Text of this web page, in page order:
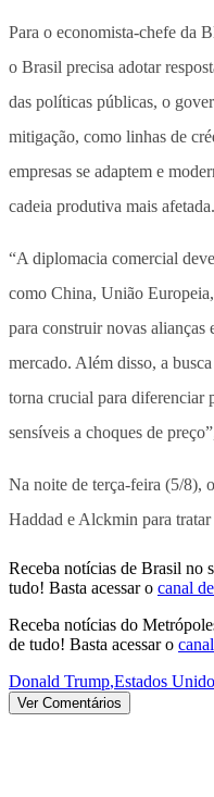
Para o economista-chefe da
o Brasil precisa adotar
das políticas públicas, o
mitigação, como linhas de
empresas se adaptem e
cadeia produtiva mais afetada.
“A diplomacia comercial
como China, União
para construir novas alianças
mercado. Além disso, a
torna crucial para diferenciar
sensíveis a choques de
Na noite de terça-feira (5/8),
Haddad e Alckmin para
Receba notícias de Brasil no
tudo! Basta acessar o canal
Receba notícias do
de tudo! Basta acessar o
Donald Trump,Estados
Ver Comentários